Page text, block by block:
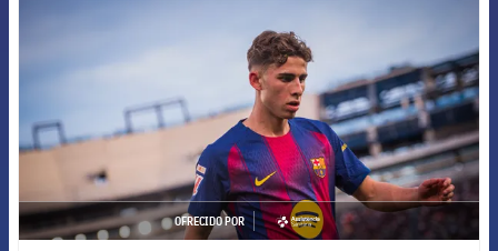
OFRECIDO POR
asistencia